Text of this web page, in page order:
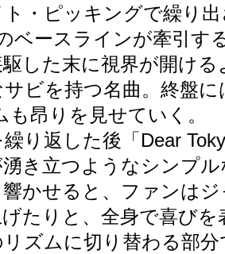
・ピッキングで繰り
ベースラインが牽引す
した末に視界が開け
ビを持つ名曲。終盤に
も昂りを見せていく。
り返した後「Dear
湧き立つようなシンプ
かせると、ファンは
たりと、全身で喜びを
ズムに切り替わる部